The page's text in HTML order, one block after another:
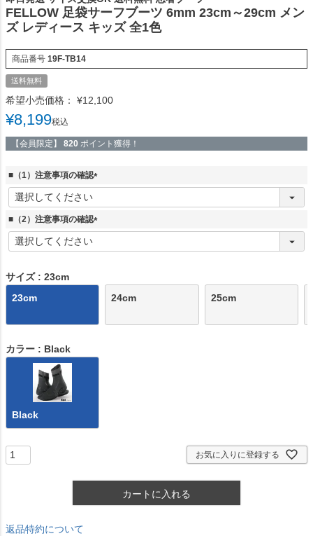
FELLOW 足袋サーフブーツ 6mm 23cm～29cm メン
ズ レディース キッズ 全1色
商品番号 19F-TB14
送料無料
希望小売価格： ¥12,100
¥8,199税込
【会員限定】 820 ポイント獲得！
■（1）注意事項の確認
(
須
■（2）注意事項の確認
(
サイズ
23cm
23cm
24cm 25cm
カラー Black
Black
お気に入りに登録する
カートに入れる
返品特約について